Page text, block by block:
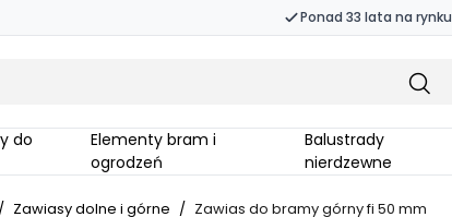
Ponad 33 lata na rynku
Elementy bram i
ogrodzeń
Balustrady
nierdzewne
Zawiasy dolne i górne / Zawias do bramy górny fi 50 mm